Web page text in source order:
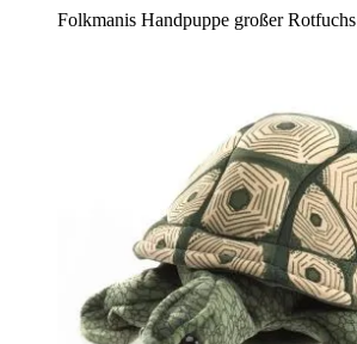
Folkmanis Handpuppe großer Rotfuchs